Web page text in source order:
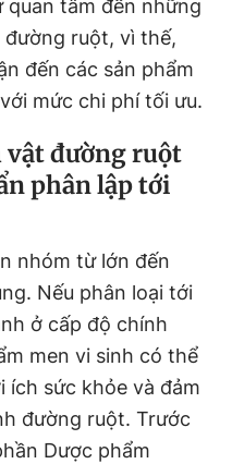
tâm đến những
đường ruột, vì thế,
đến các sản phẩm
mức chi phí tối ưu.
vật đường ruột
phân lập tới
nhóm từ lớn đến
Nếu phân loại tới
ở cấp độ chính
men vi sinh có thể
sức khỏe và đảm
đường ruột. Trước
Dược phẩm